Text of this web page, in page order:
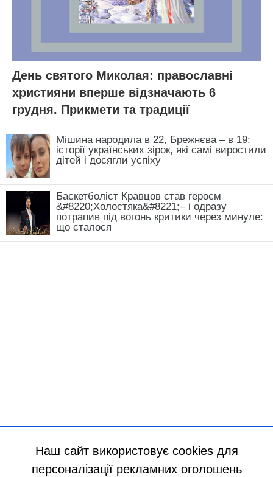
День святого Миколая: православні
християни вперше відзначають 6
грудня. Прикмети та традиції
Мішина народила в 22, Брежнєва – в 19:
історії українських зірок, які самі виростили
дітей і досягли успіху
Баскетболіст Кравцов став героєм
&#8220;Холостяка&#8221;– і одразу
потрапив під вогонь критики через минуле:
що сталося
Наш сайт використовує cookies для
персоналізації рекламних оголошень